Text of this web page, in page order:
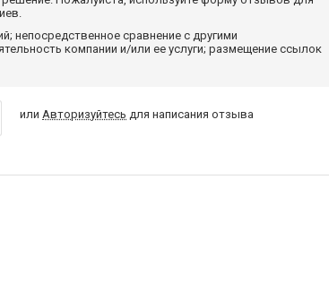
непосредственное сравнение с другими
компании и/или ее услуги; размещение ссылок
или Авторизуйтесь для написания отзыва